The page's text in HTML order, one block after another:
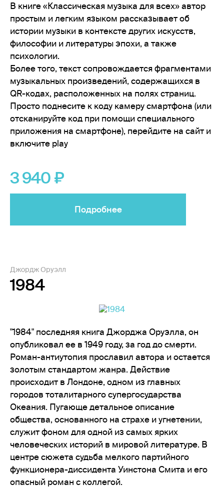
В книге «Классическая музыка для всех» автор
простым и легким языком рассказывает об
истории музыки в контексте других искусств,
философии и литературы эпохи, а также
психологии.
Более того, текст сопровождается фрагментами
музыкальных произведений, содержащихся в
QR-кодах, расположенных на полях страниц.
Просто поднесите к коду камеру смартфона (или
отсканируйте код при помощи специального
приложения на смартфоне), перейдите на сайт и
включите play
3 940
Подробнее
Джордж Оруэлл
1984
"1984" последняя книга Джорджа Оруэлла, он
опубликовал ее в 1949 году, за год до смерти.
Роман-антиутопия прославил автора и остается
золотым стандартом жанра. Действие
происходит в Лондоне, одном из главных
городов тоталитарного супергосударства
Океания. Пугающе детальное описание
общества, основанного на страхе и угнетении,
служит фоном для одной из самых ярких
человеческих историй в мировой литературе. В
центре сюжета судьба мелкого партийного
функционера-диссидента Уинстона Смита и его
опасный роман с коллегой.